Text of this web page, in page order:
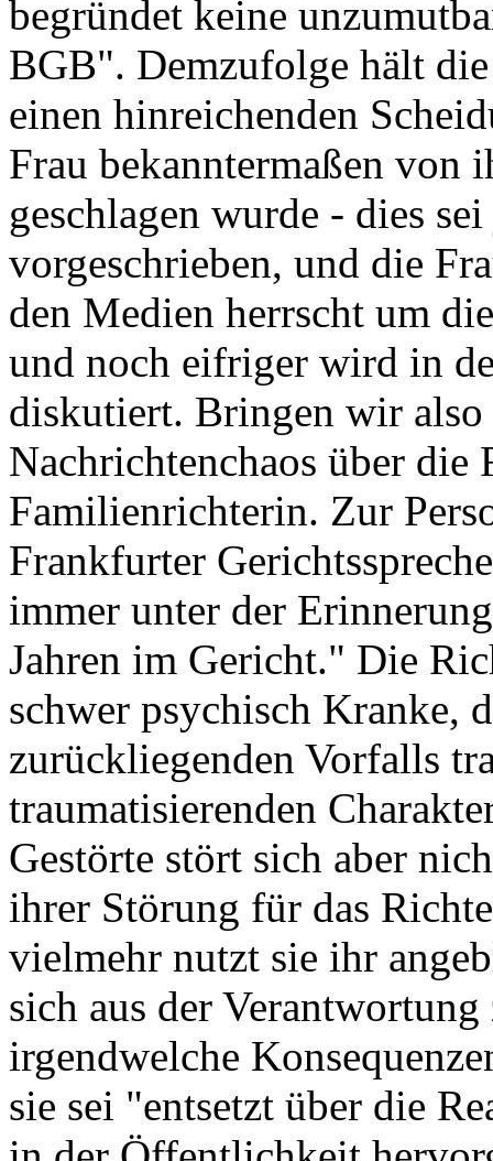
begründet keine
BGB". Demzufolge hält
einen hinreichenden
Frau bekanntermaßen von
geschlagen wurde - dies
vorgeschrieben, und die
den Medien herrscht um
und noch eifriger wird in
diskutiert. Bringen wir also
Nachrichtenchaos über
Familienrichterin. Zur
Frankfurter
immer unter der
Jahren im Gericht." Die
schwer psychisch Kranke,
zurückliegenden Vorfalls
traumatisierenden
Gestörte stört sich aber
ihrer Störung für das
vielmehr nutzt sie ihr
sich aus der
irgendwelche
sie sei "entsetzt über die